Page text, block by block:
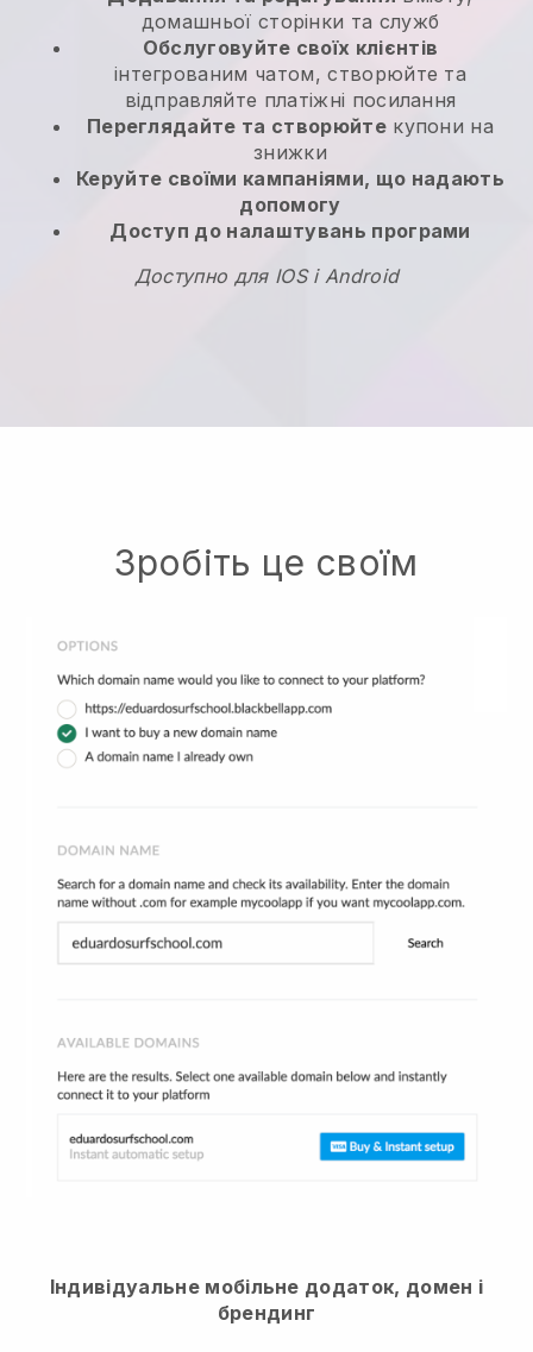
домашньої сторінки та служб
Обслуговуйте своїх клієнтів
інтегрованим чатом, створюйте та
відправляйте платіжні посилання
Переглядайте та створюйтекупони на
знижки
Керуйте своїми кампаніями, що надають
допомогу
Доступ до налаштувань програми
Доступно для IOS і Android
Зробіть це своїм
Індивідуальне мобільне додаток, домен і
брендинг